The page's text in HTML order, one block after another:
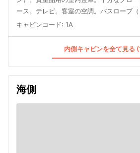
ース。テレビ。客室の空調。バスローブ（
キャビンコード: 1A
内側キャビンを全て見る
海側